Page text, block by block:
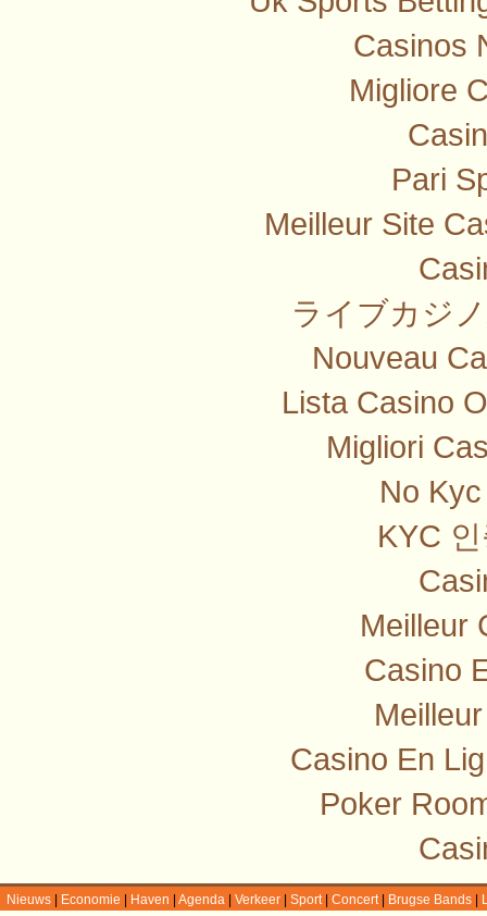
Casinos
Migliore
Pari
Meilleur Site
ライブカジ
Nouveau
Lista Casino
Migliori
No
KYC
Meilleur
Casino
Casino En
Poker
Nieuws Economie Haven Agenda Verkeer Sport| Concert| Brugse Bands